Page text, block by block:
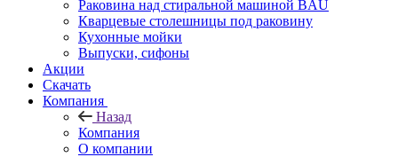
Раковина над стиральной машиной BAU
Кварцевые столешницы под раковину
Кухонные мойки
Выпуски, сифоны
Акции
Скачать
Компания
Назад
Компания
О компании